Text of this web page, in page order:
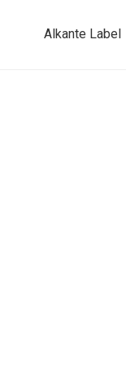
Alkante Label